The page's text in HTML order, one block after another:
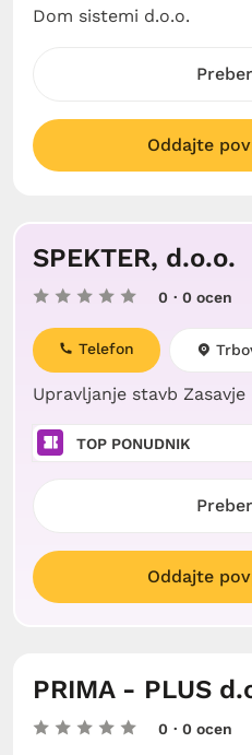
Dom sistemi d.o.o.
Oddajte
SPEKTER, d.o.o.
0 · 0 ocen
Upravljanje stavb Zasavje
Telefon
TOP PONUDNIK
Oddajte
PRIMA - PLUS
0 · 0 ocen